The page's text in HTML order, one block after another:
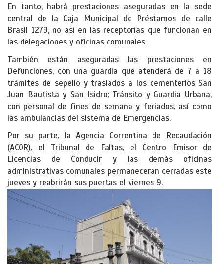
En tanto, habrá prestaciones aseguradas en la sede
central de la Caja Municipal de Préstamos de calle
Brasil 1279, no así en las receptorías que funcionan en
las delegaciones y oficinas comunales.
También están aseguradas las prestaciones en
Defunciones, con una guardia que atenderá de 7 a 18
trámites de sepelio y traslados a los cementerios San
Juan Bautista y San Isidro; Tránsito y Guardia Urbana,
con personal de fines de semana y feriados, así como
las ambulancias del sistema de Emergencias.
Por su parte, la Agencia Correntina de Recaudación
(ACOR), el Tribunal de Faltas, el Centro Emisor de
Licencias de Conducir y las demás oficinas
administrativas comunales permanecerán cerradas este
jueves y reabrirán sus puertas el viernes 9.